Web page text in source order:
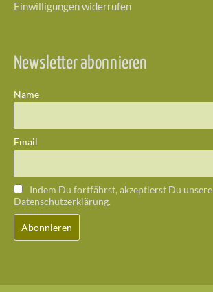
Einwilligungen widerrufen
Newsletter abonnieren
Name
Email
Indem Du fortfährst, akzeptierst Du unsere
Datenschutzerklärung.